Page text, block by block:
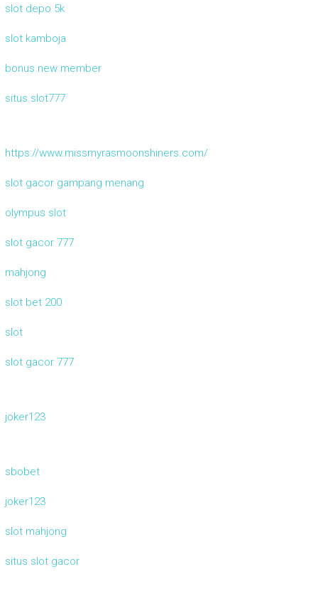
slot depo 5k
slot kamboja
bonus new member
situs slot777
https://www.missmyrasmoonshiners.com/
slot gacor gampang menang
olympus slot
slot gacor 777
mahjong
slot bet 200
slot
slot gacor 777
joker123
sbobet
joker123
slot mahjong
situs slot gacor